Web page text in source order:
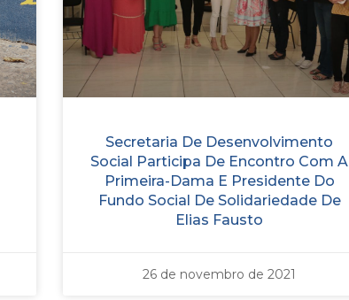
Secretaria De Desenvolvimento
Social Participa De Encontro Com A
Primeira-Dama E Presidente Do
Fundo Social De Solidariedade De
Elias Fausto
26 de novembro de 2021